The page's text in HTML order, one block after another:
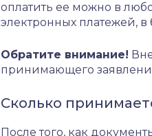
оплатить ее можно в
электронных платежей,
Обратите внимание!
принимающего
Сколько
После того, как